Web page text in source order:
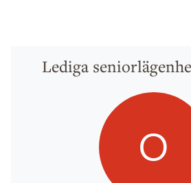
Lediga
0